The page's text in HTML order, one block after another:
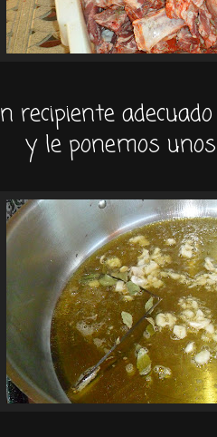
recipiente
y le ponemos